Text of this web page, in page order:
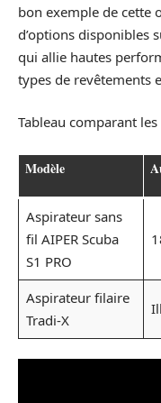
bon exemple de cette
d’options disponibles
qui allie hautes
types de revêtements
Tableau comparant
Modèle
Aspirateur sans
fil AIPER Scuba
S1 PRO
Aspirateur filaire
Tradi-X